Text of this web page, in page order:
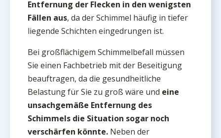
Entfernung der Flecken in den wenigsten
Fällen aus, da der Schimmel häufig in tiefer
liegende Schichten eingedrungen ist.
Bei großflächigem Schimmelbefall müssen
Sie einen Fachbetrieb mit der Beseitigung
beauftragen, da die gesundheitliche
Belastung für Sie zu groß wäre und eine
unsachgemäße Entfernung des
Schimmels die Situation sogar noch
verschärfen könnte. Neben der